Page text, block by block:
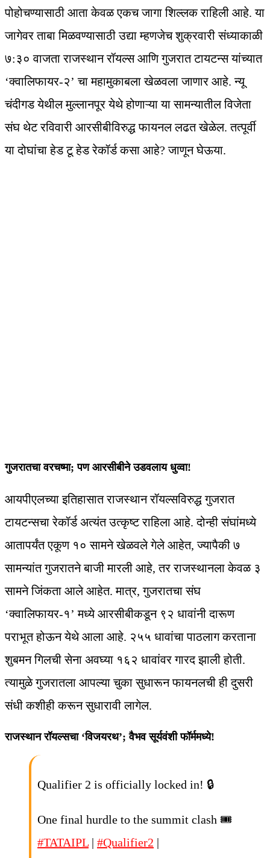
पोहोचण्यासाठी आता केवळ एकच जागा शिल्लक राहिली आहे. या
जागेवर ताबा मिळवण्यासाठी उद्या म्हणजेच शुक्रवारी संध्याकाळी
७:३० वाजता राजस्थान रॉयल्स आणि गुजरात टायटन्स यांच्यात
‘क्वालिफायर-२’ चा महामुकाबला खेळवला जाणार आहे. न्यू
चंदीगड येथील मुल्लानपूर येथे होणाऱ्या या सामन्यातील विजेता
संघ थेट रविवारी आरसीबीविरुद्ध फायनल लढत खेळेल. तत्पूर्वी
या दोघांचा हेड टू हेड रेकॉर्ड कसा आहे? जाणून घेऊया.
गुजरातचा वरचष्मा; पण आरसीबीने उडवलाय धुव्वा!
आयपीएलच्या इतिहासात राजस्थान रॉयल्सविरुद्ध गुजरात
टायटन्सचा रेकॉर्ड अत्यंत उत्कृष्ट राहिला आहे. दोन्ही संघांमध्ये
आतापर्यंत एकूण १० सामने खेळवले गेले आहेत, ज्यापैकी ७
सामन्यांत गुजरातने बाजी मारली आहे, तर राजस्थानला केवळ ३
सामने जिंकता आले आहेत. मात्र, गुजरातचा संघ
‘क्वालिफायर-१’ मध्ये आरसीबीकडून ९२ धावांनी दारूण
पराभूत होऊन येथे आला आहे. २५५ धावांचा पाठलाग करताना
शुबमन गिलची सेना अवघ्या १६२ धावांवर गारद झाली होती.
त्यामुळे गुजरातला आपल्या चुका सुधारून फायनलची ही दुसरी
संधी कशीही करून सुधारावी लागेल.
राजस्थान रॉयल्सचा ‘विजयरथ’; वैभव सूर्यवंशी फॉर्ममध्ये!
Qualifier 2 is officially locked in! 🔒
One final hurdle to the summit clash 🎟️
#TATAIPL | #Qualifier2 |